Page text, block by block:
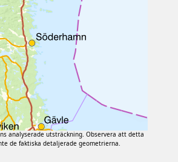
analyserade utsträckning. Observera att detta
de faktiska detaljerade geometrierna.